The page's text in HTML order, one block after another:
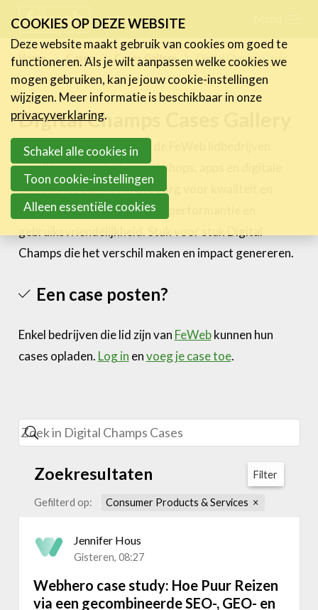
links
Jump
to
navigation
to
main
content
FR NL
Home Cases Cases Gallery Digital Champs Cases
Digital Champs Cases Gallery
Elke dag opnieuw leveren de FeWeb lidbedrijven
pareltjes van websites, webshops, apps en digitale
campagnes op. Met grote zorg voor kwaliteit en
deontologie, maar ook voor performantie en
gebruiksvriendelijkheid. Stuk voor stuk Digital
Champs die het verschil maken en impact genereren.
Een case posten?
Enkel bedrijven die lid zijn van FeWebkunnen hun
cases opladen. Log in envoeg je case toe.
Zoekresultaten Filter
Gefilterd op: Consumer Products & Services
Jennifer Hous
Gisteren, 08:27
Webhero case study: Hoe Puur Reizen
via een gecombineerde SEO-, GEO- en
Nieuws
Activiteiten
Expertise
Toolbox
Bedrijvenzoeker
COOKIES OP DEZE WEBSITE
Deze website maakt gebruik van cookies om goed te
functioneren. Als je wilt aanpassen welke cookies we
mogen gebruiken, kan je jouw cookie-instellingen
wijzigen. Meer informatie is beschikbaar in onze
privacyverklaring.
Schakel alle cookies in
Toon cookie-instellingen
Alleen essentiële cookies